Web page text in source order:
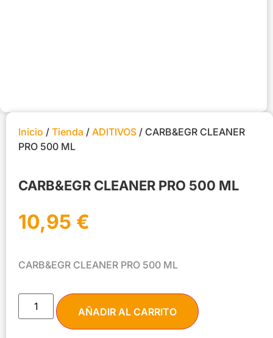
Inicio / Tienda / ADITIVOS / CARB&EGR CLEANER
PRO 500 ML
CARB&EGR CLEANER PRO 500 ML
10,95 €
CARB&EGR CLEANER PRO 500 ML
AÑADIR AL CARRITO